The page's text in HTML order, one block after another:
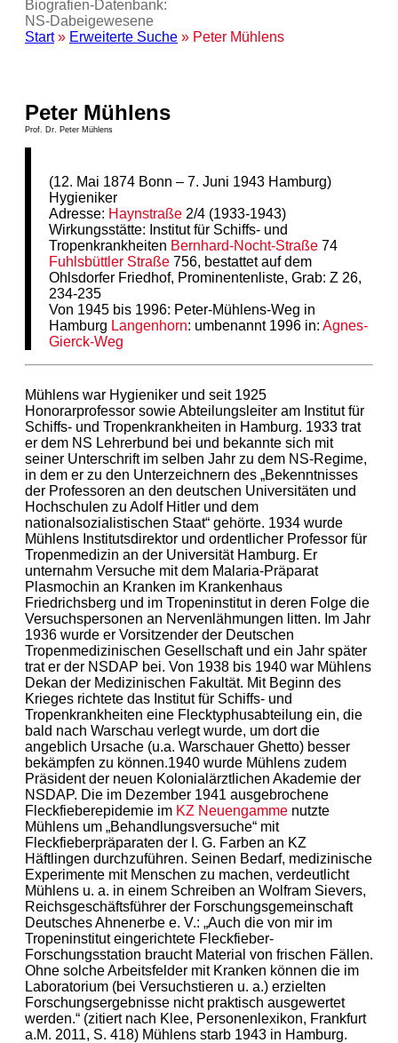
Biografien-Datenbank:
NS‑Dabeigewesene
Start» Erweiterte Suche » Peter Mühlens
Peter Mühlens
Prof. Dr. Peter Mühlens
(12. Mai 1874 Bonn – 7. Juni 1943 Hamburg)
Hygieniker
Adresse: Haynstraße 2/4 (1933-1943)
Wirkungsstätte: Institut für Schiffs- und
Tropenkrankheiten Bernhard-Nocht-Straße 74
Fuhlsbüttler Straße 756, bestattet auf dem
Ohlsdorfer Friedhof, Prominentenliste, Grab: Z 26,
234-235
Von 1945 bis 1996: Peter-Mühlens-Weg in
Hamburg Langenhorn: umbenannt 1996 in:Agnes-
Gierck-Weg
Mühlens war Hygieniker und seit 1925
Honorarprofessor sowie Abteilungsleiter am Institut für
Schiffs- und Tropenkrankheiten in Hamburg. 1933 trat
er dem NS Lehrerbund bei und bekannte sich mit
seiner Unterschrift im selben Jahr zu dem NS-Regime,
in dem er zu den Unterzeichnern des „Bekenntnisses
der Professoren an den deutschen Universitäten und
Hochschulen zu Adolf Hitler und dem
nationalsozialistischen Staat“ gehörte. 1934 wurde
Mühlens Institutsdirektor und ordentlicher Professor für
Tropenmedizin an der Universität Hamburg. Er
unternahm Versuche mit dem Malaria-Präparat
Plasmochin an Kranken im Krankenhaus
Friedrichsberg und im Tropeninstitut in deren Folge die
Versuchspersonen an Nervenlähmungen litten. Im Jahr
1936 wurde er Vorsitzender der Deutschen
Tropenmedizinischen Gesellschaft und ein Jahr später
trat er der NSDAP bei. Von 1938 bis 1940 war Mühlens
Dekan der Medizinischen Fakultät. Mit Beginn des
Krieges richtete das Institut für Schiffs- und
Tropenkrankheiten eine Flecktyphusabteilung ein, die
bald nach Warschau verlegt wurde, um dort die
angeblich Ursache (u.a. Warschauer Ghetto) besser
bekämpfen zu können.1940 wurde Mühlens zudem
Präsident der neuen Kolonialärztlichen Akademie der
NSDAP. Die im Dezember 1941 ausgebrochene
Fleckfieberepidemie im KZ Neuengamme nutzte
Mühlens um „Behandlungsversuche“ mit
Fleckfieberpräparaten der I. G. Farben an KZ
Häftlingen durchzuführen. Seinen Bedarf, medizinische
Experimente mit Menschen zu machen, verdeutlicht
Mühlens u. a. in einem Schreiben an Wolfram Sievers,
Reichsgeschäftsführer der Forschungsgemeinschaft
Deutsches Ahnenerbe e. V.: „Auch die von mir im
Tropeninstitut eingerichtete Fleckfieber-
Forschungsstation braucht Material von frischen Fällen.
Ohne solche Arbeitsfelder mit Kranken können die im
Laboratorium (bei Versuchstieren u. a.) erzielten
Forschungsergebnisse nicht praktisch ausgewertet
werden.“ (zitiert nach Klee, Personenlexikon, Frankfurt
a.M. 2011, S. 418) Mühlens starb 1943 in Hamburg.